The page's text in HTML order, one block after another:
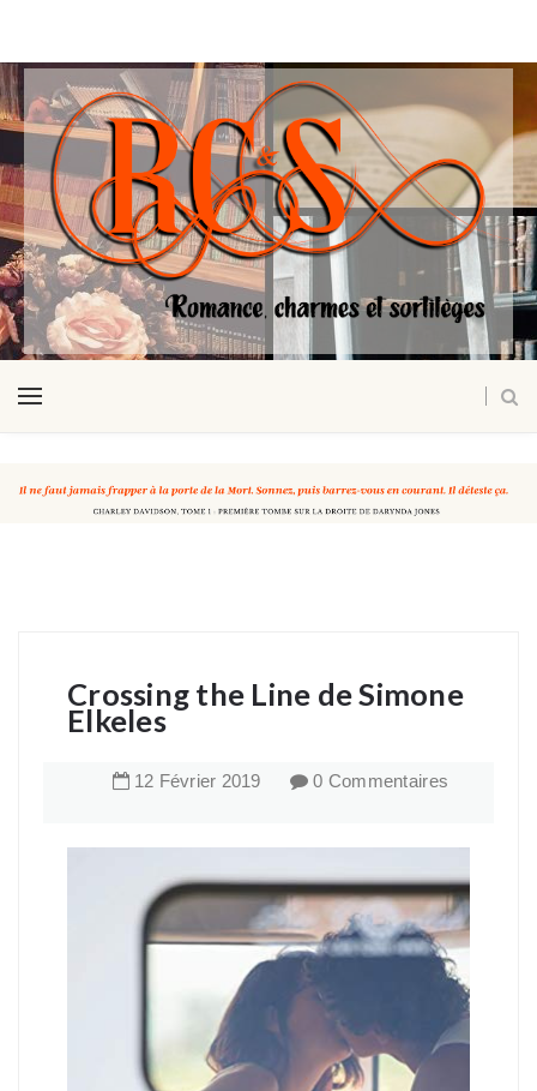
Crossing the Line de Simone
Elkeles
12 Février 2019 0 Commentaires